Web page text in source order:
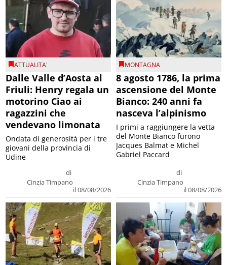
ATTUALITA'
Dalle Valle d’Aosta al
Friuli: Henry regala un
motorino Ciao ai
ragazzini che
vendevano limonata
di
Cinzia Timpano
il 08/08/2026
Ondata di generosità per i tre
giovani della provincia di
Udine
MONTAGNA
8 agosto 1786, la prima
ascensione del Monte
Bianco: 240 anni fa
nasceva l’alpinismo
di
Cinzia Timpano
il 08/08/2026
I primi a raggiungere la vetta
del Monte Bianco furono
Jacques Balmat e Michel
Gabriel Paccard